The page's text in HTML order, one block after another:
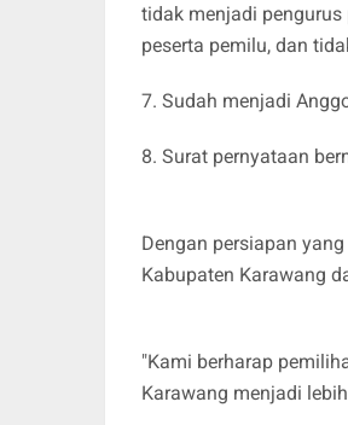
tidak menjadi
peserta pemilu, dan
7. Sudah menjadi
8. Surat pernyataan
Dengan persiapan
Kabupaten Karawang
"Kami berharap
Karawang menjadi